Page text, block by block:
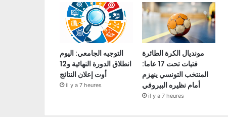
التوجيه الجامعي: اليوم
انطلاق الدورة النهائية و12
أوت إعلان النتائج
il y a 7 heures
مونديال الكرة الطائرة
فتيات تحت 17 عاما:
المنتخب التونسي ينهزم
أمام نظيره البيروفي
il y a 7 heures